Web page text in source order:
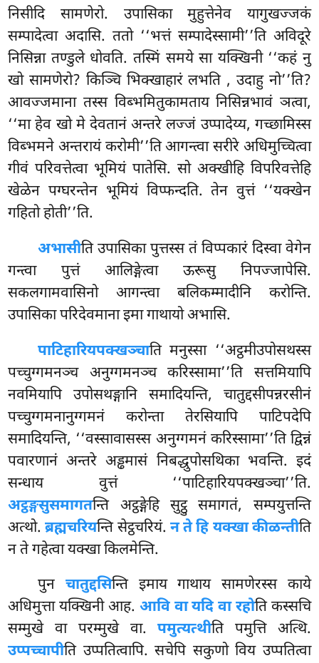
निसीदि सामणेरो. उपासिका मुहुत्तेनेव यागुखज्जकं
सम्पादेत्वा अदासि. ततो ‘‘भत्तं सम्पादेस्सामी’’ति अविदूरे
निसिन्ना तण्डुले धोवति. तस्मिं समये सा यक्खिनी ‘‘कहं नु
खो सामणेरो? किञ्चि भिक्खाहारं लभति , उदाहु नो’’ति?
आवज्जमाना तस्स विब्भमितुकामताय निसिन्नभावं ञत्वा,
‘‘मा हेव खो मे देवतानं अन्तरे लज्जं उप्पादेय्य, गच्छामिस्स
विब्भमने अन्तरायं करोमी’’ति आगन्त्वा सरीरे अधिमुच्चित्वा
गीवं परिवत्तेत्वा भूमियं पातेसि. सो अक्खीहि विपरिवत्तेहि
खेळेन पग्घरन्तेन भूमियं विप्फन्दति. तेन वुत्तं ‘‘यक्खेन
गहितो होती’’ति.
अभासीति उपासिका पुत्तस्स तं विप्पकारं दिस्वा वेगेन
गन्त्वा पुत्तं आलिङ्गेत्वा ऊरूसु निपज्जापेसि.
सकलगामवासिनो आगन्त्वा बलिकम्मादीनि करोन्ति.
उपासिका परिदेवमाना इमा गाथायो अभासि.
पाटिहारियपक्खञ्चाति मनुस्सा ‘‘अट्ठमीउपोसथस्स
पच्चुग्गमनञ्च अनुग्गमनञ्च करिस्सामा’’ति सत्तमियापि
नवमियापि उपोसथङ्गानि समादियन्ति, चातुद्दसीपन्नरसीनं
पच्चुग्गमनानुग्गमनं करोन्ता तेरसियापि पाटिपदेपि
समादियन्ति, ‘‘वस्सावासस्स अनुग्गमनं करिस्सामा’’ति द्विन्नं
पवारणानं अन्तरे अड्ढमासं निबद्धुपोसथिका भवन्ति. इदं
सन्धाय वुत्तं ‘‘पाटिहारियपक्खञ्चा’’ति.
अट्ठङ्गसुसमागतन्ति अट्ठङ्गेहि सुट्ठु समागतं, सम्पयुत्तन्ति
अत्थो.ब्रह्मचरियन्ति सेट्ठचरियं. न ते हि यक्खा कीळन्तीति
न ते गहेत्वा यक्खा किलमेन्ति.
पुन चातुद्दसिन्ति इमाय गाथाय सामणेरस्स काये
अधिमुत्ता यक्खिनी आह. आवि वा यदि वा रहोति कस्सचि
सम्मुखे वा परम्मुखे वा.पमुत्यत्थीति पमुत्ति अत्थि.
उप्पच्चापीति उप्पतित्वापि. सचेपि सकुणो विय उप्पतित्वा